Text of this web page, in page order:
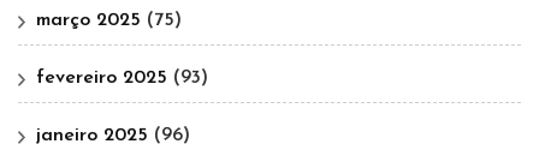
março 2025 (75)
fevereiro 2025 (93)
janeiro 2025 (96)